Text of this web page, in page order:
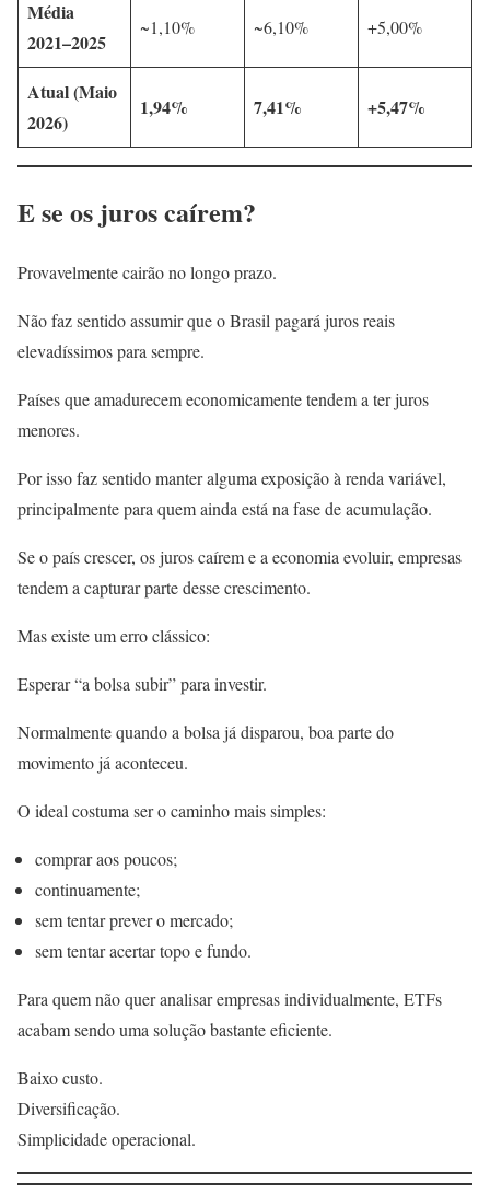
Média
2021–2025
~1,10% ~6,10% +5,00%
Atual (Maio
2026)
1,94% 7,41% +5,47%
E se os juros caírem?
Provavelmente cairão no longo prazo.
Não faz sentido assumir que o Brasil pagará juros reais
elevadíssimos para sempre.
Países que amadurecem economicamente tendem a ter juros
menores.
Por isso faz sentido manter alguma exposição à renda variável,
principalmente para quem ainda está na fase de acumulação.
Se o país crescer, os juros caírem e a economia evoluir, empresas
tendem a capturar parte desse crescimento.
Mas existe um erro clássico:
Esperar “a bolsa subir” para investir.
Normalmente quando a bolsa já disparou, boa parte do
movimento já aconteceu.
O ideal costuma ser o caminho mais simples:
comprar aos poucos;
continuamente;
sem tentar prever o mercado;
sem tentar acertar topo e fundo.
Para quem não quer analisar empresas individualmente, ETFs
acabam sendo uma solução bastante eficiente.
Baixo custo.
Diversificação.
Simplicidade operacional.